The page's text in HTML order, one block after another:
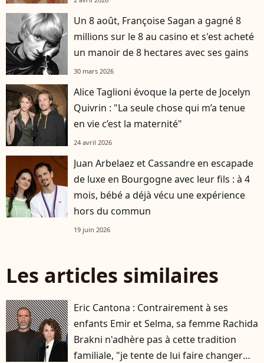
Un 8 août, Françoise Sagan a gagné 8
millions sur le 8 au casino et s'est acheté
un manoir de 8 hectares avec ses gains
30 mars 2026
Alice Taglioni évoque la perte de Jocelyn
Quivrin : "La seule chose qui m’a tenue
en vie c’est la maternité"
24 avril 2026
Juan Arbelaez et Cassandre en escapade
de luxe en Bourgogne avec leur fils : à 4
mois, bébé a déjà vécu une expérience
hors du commun
19 juin 2026
Les articles similaires
Eric Cantona : Contrairement à ses
enfants Emir et Selma, sa femme Rachida
Brakni n'adhère pas à cette tradition
familiale, "je tente de lui faire changer